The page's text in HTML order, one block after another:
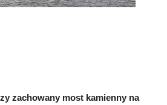
zachowany most kamienny na